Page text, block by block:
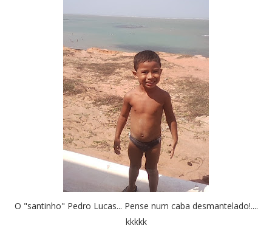
O "santinho" Pedro Lucas... Pense num caba desmantelado!....
kkkkk